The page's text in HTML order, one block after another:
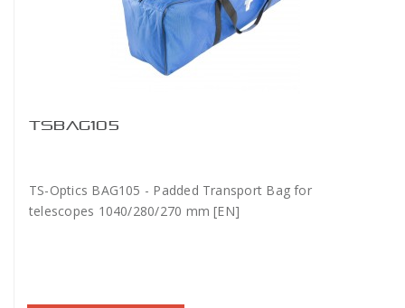
TSBAG105
TS-Optics BAG105 - Padded Transport Bag for
telescopes 1040/280/270 mm [EN]